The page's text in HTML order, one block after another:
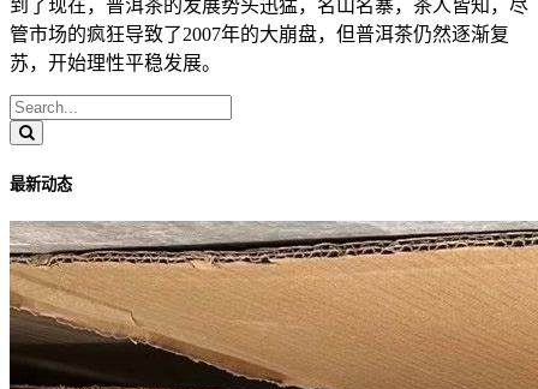
到了现在，普洱茶的发展势头迅猛，名山名寨，茶人皆知，尽
管市场的疯狂导致了2007年的大崩盘，但普洱茶仍然逐渐复
苏，开始理性平稳发展。
最新动态